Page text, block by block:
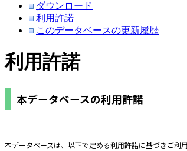
ダウンロード
利用許諾
このデータベースの更新履歴
利用許諾
本データベースの利用許諾
本データベースは、以下で定める利用許諾に基づきご利